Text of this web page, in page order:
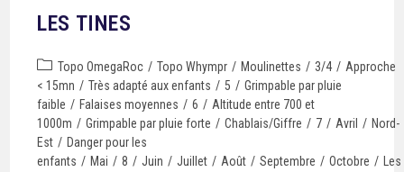
LES TINES
Topo OmegaRoc / Topo Whympr / Moulinettes / 3/4 / Approche
< 15mn / Très adapté aux enfants / 5 / Grimpable par pluie
faible / Falaises moyennes / 6 / Altitude entre 700 et
1000m / Grimpable par pluie forte / Chablais/Giffre / 7 / Avril / Nord-
Est / Danger pour les
enfants / Mai / 8 / Juin / Juillet / Août / Septembre / Octobre /
Les